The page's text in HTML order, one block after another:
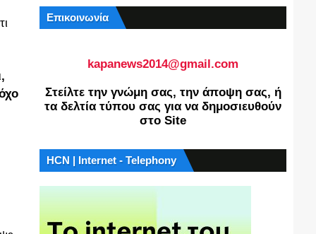
Επικοινωνία
kapanews2014@gmail.com
Στείλτε την γνώμη σας, την άποψη σας, ή
τα δελτία τύπου σας για να δημοσιευθούν
στο Site
HCN | Internet - Telephony